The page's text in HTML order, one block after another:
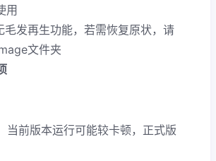
用
毛发再生功能，若需恢复原状，请
文件夹
当前版本运行可能较卡顿，正式版